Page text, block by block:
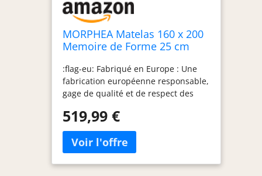
MORPHEA Matelas 160 x 200
Memoire de Forme 25 cm
Mousse à Memoire de Forme
Matelas 160 x 200 Ressorts
Ensachés Idéal pour 2
Hypoallergénique, Aérateur
:flag-eu: Fabriqué en Europe : Une
fabrication européenne responsable,
gage de qualité et de respect des
environnementales.
519,99 €